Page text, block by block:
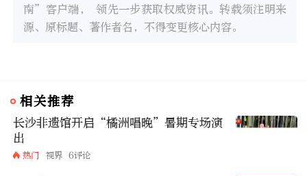
南”客户端， 领先一步获取权威资讯。转载须注明来
源、原标题、著作者名，不得变更核心内容。
相关推荐
长沙非遗馆开启“橘洲唱晚”暑期专场演
出
热门 视界 6评论